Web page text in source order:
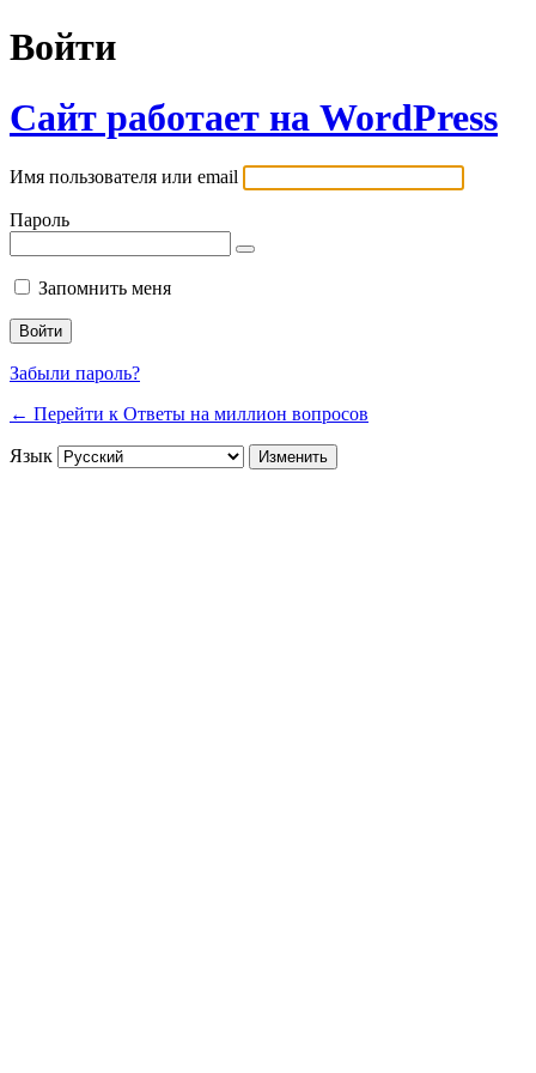
Войти
Сайт работает на WordPress
Имя пользователя или email
Пароль
Запомнить меня
Забыли пароль?
← Перейти к Ответы на миллион вопросов
Язык